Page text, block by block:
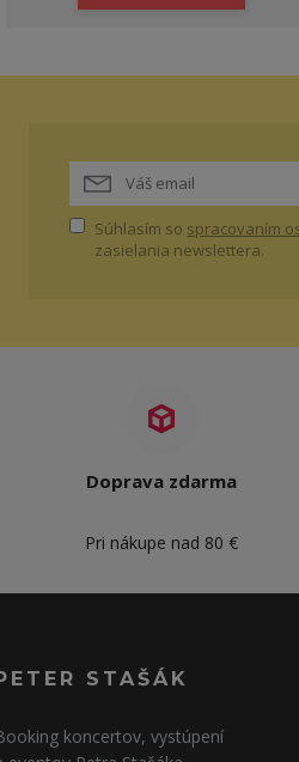
Súhlasím so spracovaním
zasielania newslettera.
Doprava zdarma
Pri nákupe nad 80 €
STAŠÁK
koncertov, vystúpení